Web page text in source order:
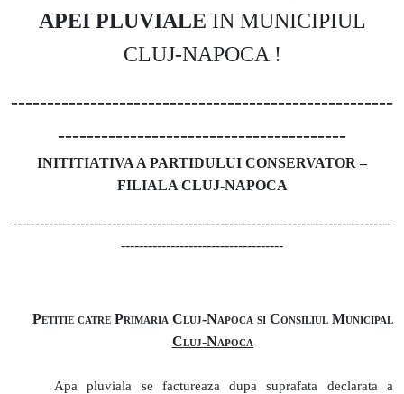
APEI PLUVIALE IN MUNICIPIUL
CLUJ-NAPOCA !
-----------------------------------------------------
----------------------------------------
INITITIATIVA A PARTIDULUI CONSERVATOR –
FILIALA CLUJ-NAPOCA
------------------------------------------------------------------------------------
------------------------------------
Petitie catre Primaria Cluj-Napoca si Consiliul Municipal
Cluj-Napoca
Apa pluviala se factureaza dupa suprafata declarata a